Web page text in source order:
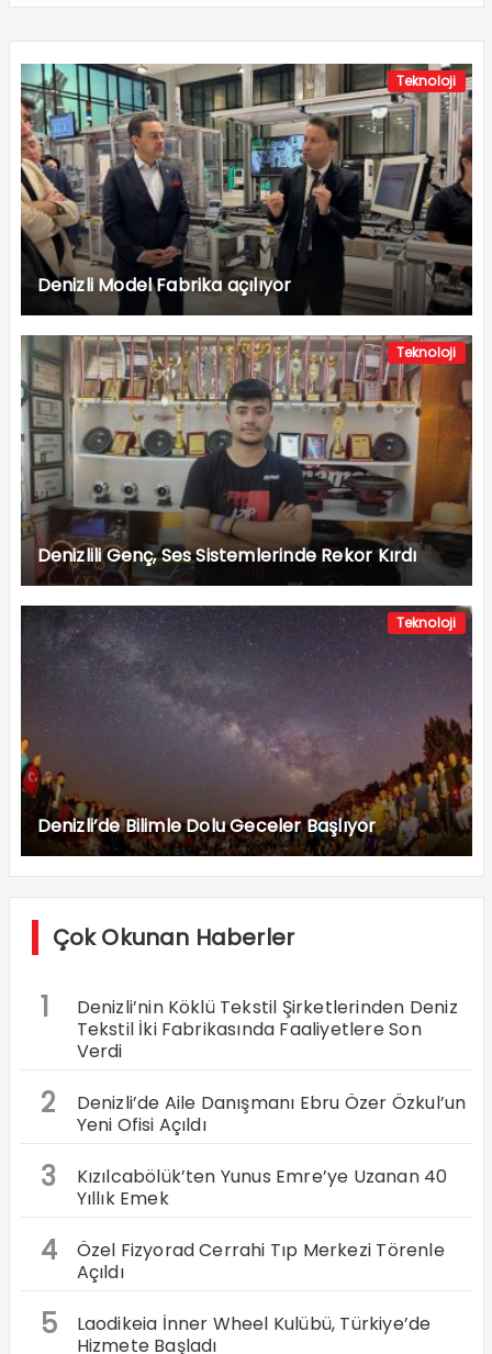
Teknoloji
Denizli Model Fabrika açılıyor
Teknoloji
Denizlili Genç, Ses Sistemlerinde Rekor Kırdı
Teknoloji
Denizli’de Bilimle Dolu Geceler Başlıyor
Çok Okunan Haberler
1
Denizli’nin Köklü Tekstil Şirketlerinden Deniz
Tekstil İki Fabrikasında Faaliyetlere Son
Verdi
2
Denizli’de Aile Danışmanı Ebru Özer Özkul’un
Yeni Ofisi Açıldı
3
Kızılcabölük’ten Yunus Emre’ye Uzanan 40
Yıllık Emek
4
Özel Fizyorad Cerrahi Tıp Merkezi Törenle
Açıldı
5
Laodikeia İnner Wheel Kulübü, Türkiye’de
Hizmete Başladı